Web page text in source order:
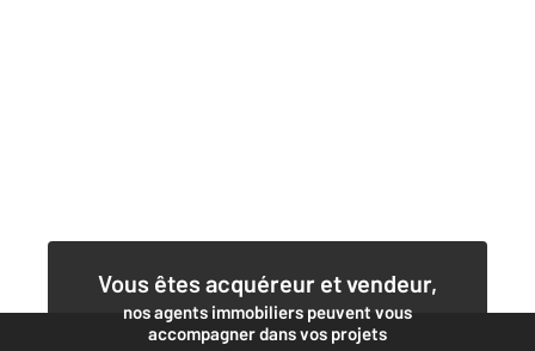
Vous êtes acquéreur et vendeur,
nos agents immobiliers peuvent vous
accompagner dans vos projets